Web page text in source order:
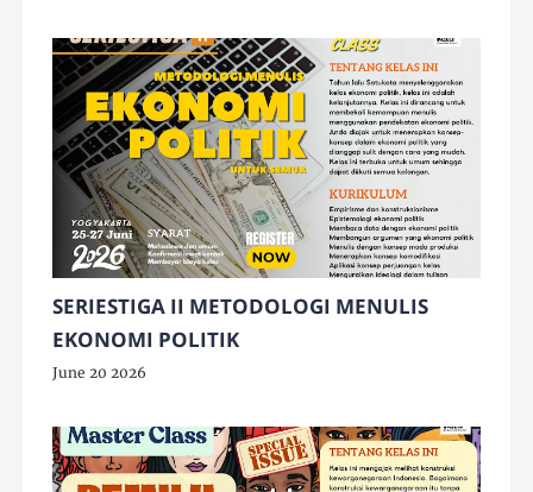
SERIESTIGA II METODOLOGI MENULIS
EKONOMI POLITIK
June 20 2026